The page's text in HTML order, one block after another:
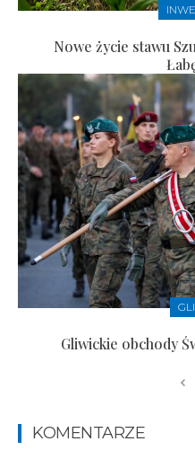
Nowe życie stawu
Gliwickie obchody
KOMENTARZE